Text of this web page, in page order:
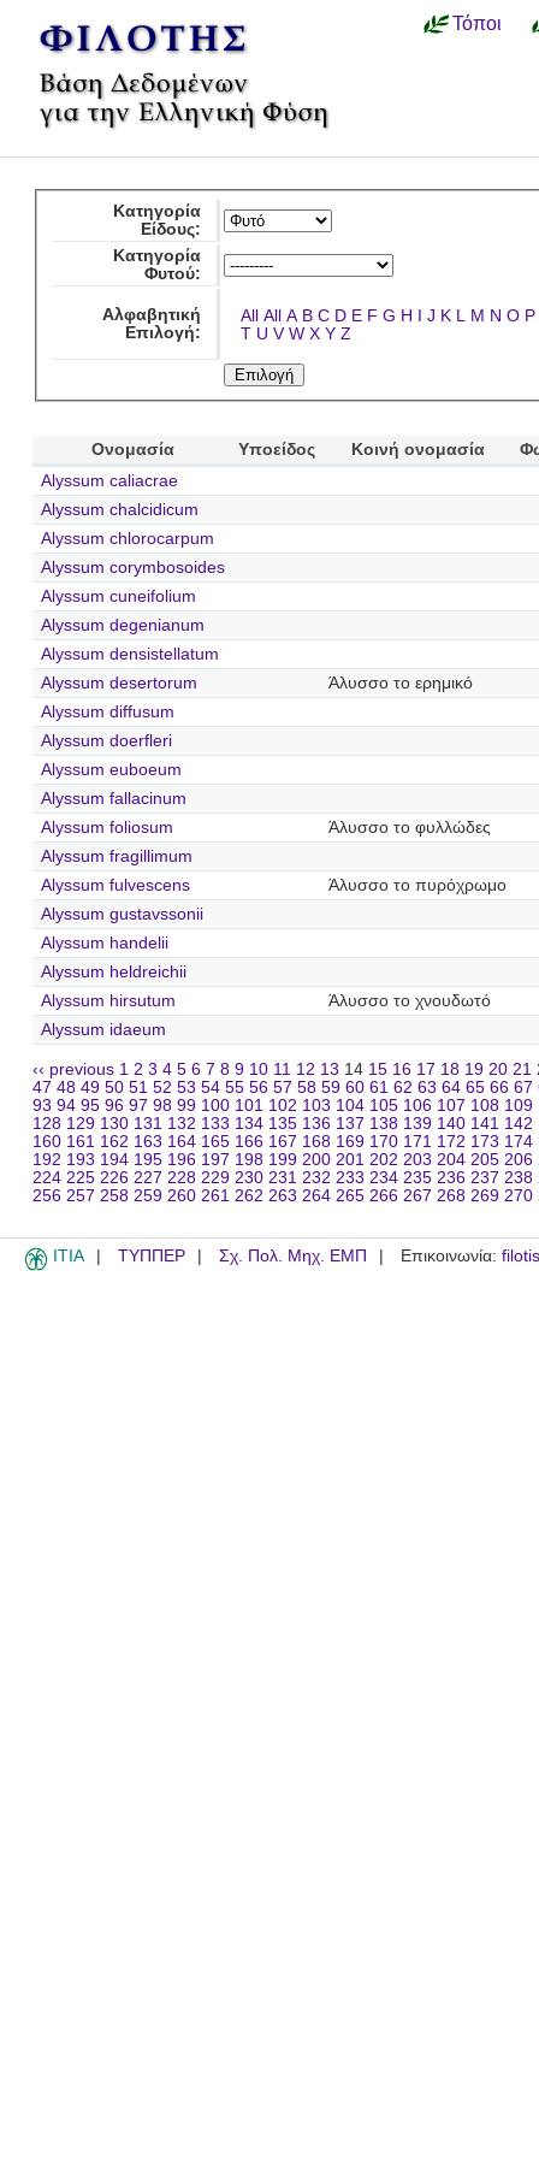
Τόποι
Κατηγορία
Είδους:
Κατηγορία
Φυτού:
Αλφαβητική
Επιλογή:
All All A B C D E F G H I J K L M N O P
T U V W X Y Z
Ονομασία Υποείδος Κοινή ονομασία
Alyssum caliacrae
Alyssum chalcidicum
Alyssum chlorocarpum
Alyssum corymbosoides
Alyssum cuneifolium
Alyssum degenianum
Alyssum densistellatum
Alyssum desertorum
Άλυσσο το ερημικό
Alyssum diffusum
Alyssum doerfleri
Alyssum euboeum
Alyssum fallacinum
Alyssum foliosum
Άλυσσο το φυλλώδες
Alyssum fragillimum
Alyssum fulvescens
Άλυσσο το πυρόχρωμο
Alyssum gustavssonii
Alyssum handelii
Alyssum heldreichii
Alyssum hirsutum
Άλυσσο το χνουδωτό
Alyssum idaeum
‹‹ previous 1 2 3 4 5 6 7 8 9 10 11 12 13 14 15 16 17 18 19 20 21
47 48 49 50 51 52 53 54 55 56 57 58 59 60 61 62 63 64 65 66 67
93 94 95 96 97 98 99 100 101 102 103 104 105 106 107 108 109
128 129 130 131 132 133 134 135 136 137 138 139 140 141 142
160 161 162 163 164 165 166 167 168 169 170 171 172 173 174
192 193 194 195 196 197 198 199 200 201 202 203 204 205 206
224 225 226 227 228 229 230 231 232 233 234 235 236 237 238
256 257 258 259 260 261 262 263 264 265 266 267 268 269 270
ITIA ΤΥΠΠΕΡ Σχ. Πολ. Μηχ. ΕΜΠ Επικοινωνία: